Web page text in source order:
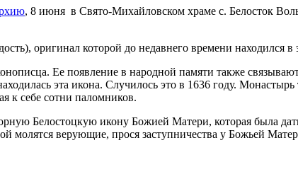
, 8 июня в Свято-Михайловском храме с. Белосток
оригинал которой до недавнего времени находился в
Ее появление в народной памяти также связывают
эта икона. Случилось это в 1636 году.
к себе сотни паломников.
Белостоцкую икону Божией Матери, которая была
молятся верующие, прося заступничества у Божьей